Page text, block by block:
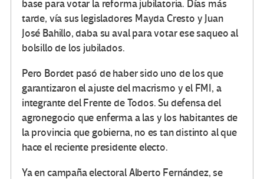
base para votar la reforma jubilatoria. Días más
tarde, vía sus legisladores Mayda Cresto y Juan
José Bahillo, daba su aval para votar ese saqueo al
bolsillo de los jubilados.
Pero Bordet pasó de haber sido uno de los que
garantizaron el ajuste del macrismo y el FMI, a
integrante del Frente de Todos. Su defensa del
agronegocio que enferma a las y los habitantes de
la provincia que gobierna, no es tan distinto al que
hace el reciente presidente electo.
Ya en campaña electoral Alberto Fernández, se